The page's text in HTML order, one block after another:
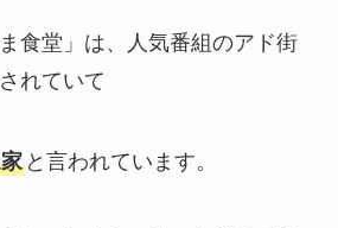
食堂」は、人気番組のアド街
れていて
と言われています。